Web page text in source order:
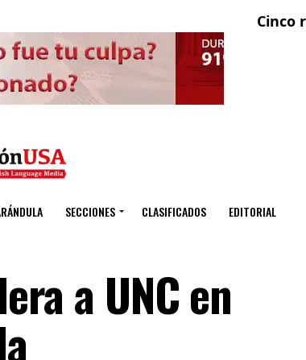
Cinco
SECCIONES CLASIFICADOS EDITORIAL
a UNC en